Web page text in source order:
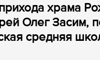
храма
Олег Засим,
средняя